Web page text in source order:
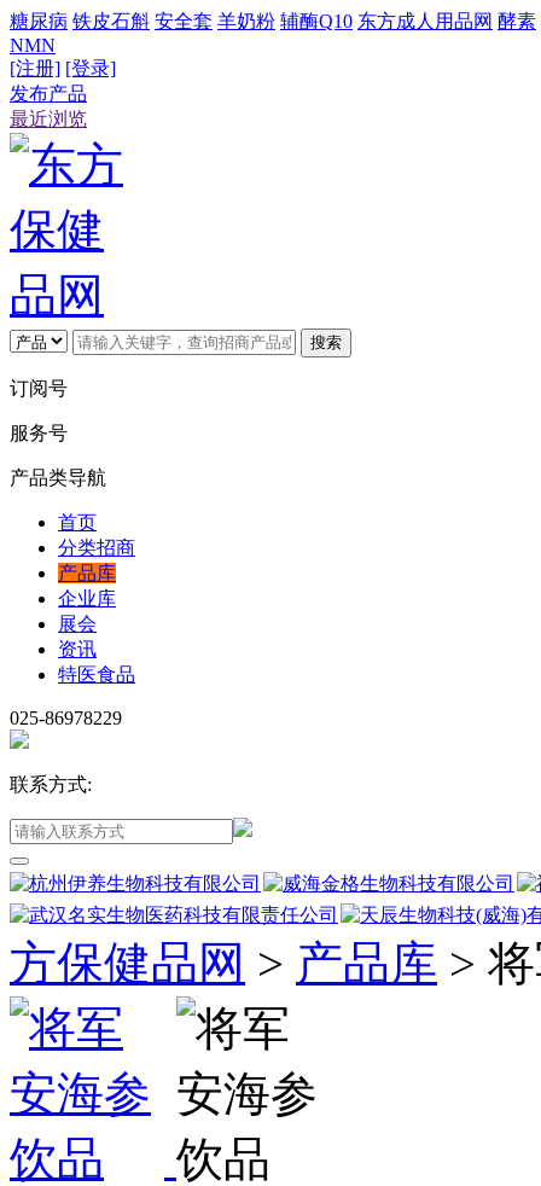
糖尿病 铁皮石斛 安全套 羊奶粉 辅酶Q10 东方成人用品网 酵素
NMN
[注册] [登录]
发布产品
最近浏览
搜索
订阅号
服务号
产品类导航
首页
分类招商
产品库
企业库
展会
资讯
特医食品
025-86978229
联系方式:
方保健品网 > 产品库 >